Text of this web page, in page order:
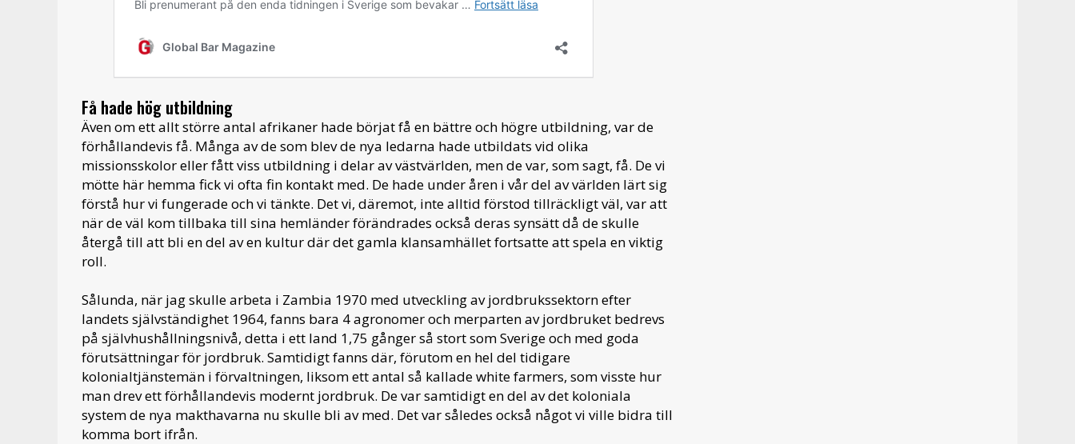
Få hade hög utbildning
Även om ett allt större antal afrikaner hade börjat få en bättre och högre utbildning, var de
förhållandevis få. Många av de som blev de nya ledarna hade utbildats vid olika
missionsskolor eller fått viss utbildning i delar av västvärlden, men de var, som sagt, få. De vi
mötte här hemma fick vi ofta fin kontakt med. De hade under åren i vår del av världen lärt sig
förstå hur vi fungerade och vi tänkte. Det vi, däremot, inte alltid förstod tillräckligt väl, var att
när de väl kom tillbaka till sina hemländer förändrades också deras synsätt då de skulle
återgå till att bli en del av en kultur där det gamla klansamhället fortsatte att spela en viktig
roll.
Sålunda, när jag skulle arbeta i Zambia 1970 med utveckling av jordbrukssektorn efter
landets självständighet 1964, fanns bara 4 agronomer och merparten av jordbruket bedrevs
på självhushållningsnivå, detta i ett land 1,75 gånger så stort som Sverige och med goda
förutsättningar för jordbruk. Samtidigt fanns där, förutom en hel del tidigare
kolonialtjänstemän i förvaltningen, liksom ett antal så kallade white farmers, som visste hur
man drev ett förhållandevis modernt jordbruk. De var samtidigt en del av det koloniala
system de nya makthavarna nu skulle bli av med. Det var således också något vi ville bidra till
komma bort ifrån.